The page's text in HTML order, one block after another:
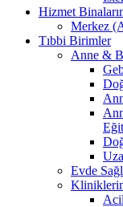
Hizmet
Merkez
Tıbbi Birimler
Anne &
Evde